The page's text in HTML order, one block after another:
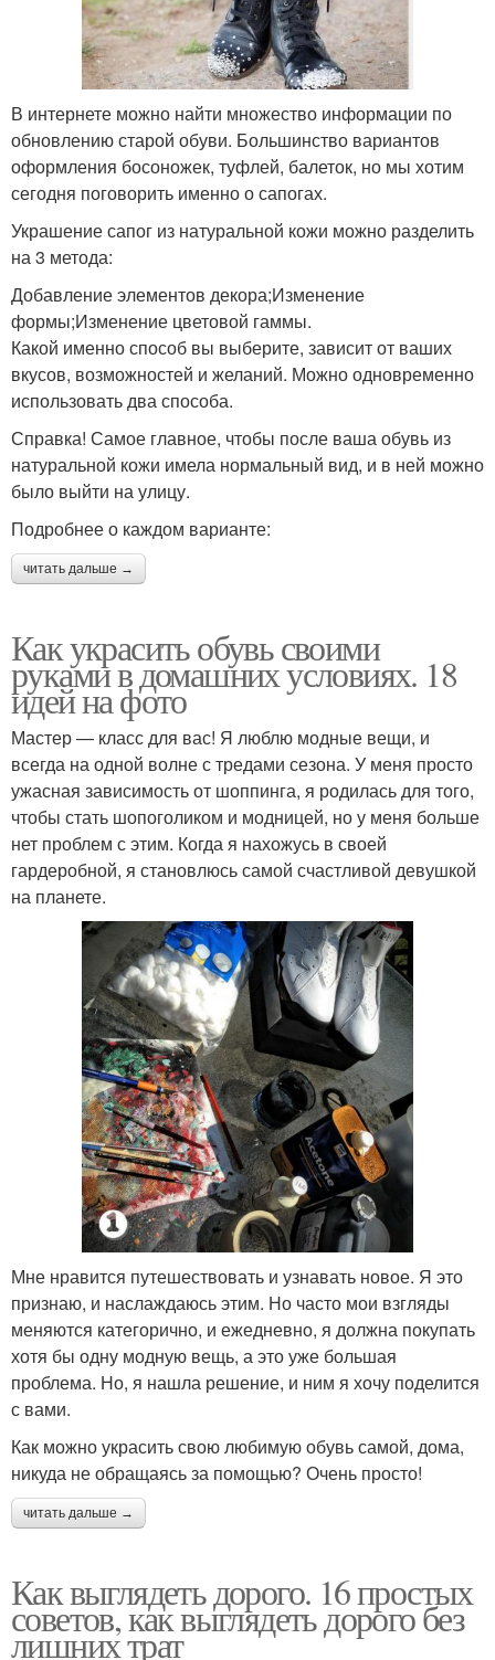
В интернете можно найти множество информации по
обновлению старой обуви. Большинство вариантов
оформления босоножек, туфлей, балеток, но мы хотим
сегодня поговорить именно о сапогах.
Украшение сапог из натуральной кожи можно разделить
на 3 метода:
Добавление элементов декора;Изменение
формы;Изменение цветовой гаммы.
Какой именно способ вы выберите, зависит от ваших
вкусов, возможностей и желаний. Можно одновременно
использовать два способа.
Справка! Самое главное, чтобы после ваша обувь из
натуральной кожи имела нормальный вид, и в ней можно
было выйти на улицу.
Подробнее о каждом варианте:
читать дальше →
Как украсить обувь своими
руками в домашних условиях. 18
идей на фото
Мастер — класс для вас! Я люблю модные вещи, и
всегда на одной волне с тредами сезона. У меня просто
ужасная зависимость от шоппинга, я родилась для того,
чтобы стать шопоголиком и модницей, но у меня больше
нет проблем с этим. Когда я нахожусь в своей
гардеробной, я становлюсь самой счастливой девушкой
на планете.
Мне нравится путешествовать и узнавать новое. Я это
признаю, и наслаждаюсь этим. Но часто мои взгляды
меняются категорично, и ежедневно, я должна покупать
хотя бы одну модную вещь, а это уже большая
проблема. Но, я нашла решение, и ним я хочу поделится
с вами.
Как можно украсить свою любимую обувь самой, дома,
никуда не обращаясь за помощью? Очень просто!
читать дальше →
Как выглядеть дорого. 16 простых
советов, как выглядеть дорого без
лишних трат